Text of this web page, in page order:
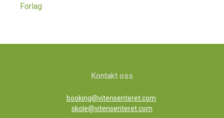
Forlag
Kontakt oss
booking@vitensenteret.com
skole@vitensenteret.com